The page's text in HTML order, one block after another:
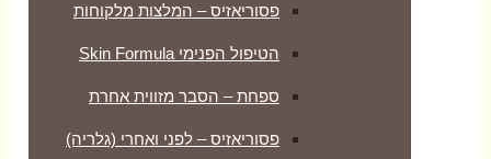
פסוריאזיס – המלצות מלקוחות
הטיפול הפנימי Skin Formula
ספחת – הסבר מזווית אחרת
פסוריאזיס – לפני ואחרי (גלריה)